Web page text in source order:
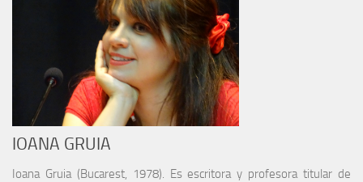
IOANA GRUIA
Ioana Gruia (Bucarest, 1978). Es escritora y profesora titular de